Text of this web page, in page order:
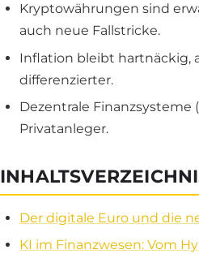
Kryptowährungen sind
auch neue Fallstricke.
Inflation bleibt hartnäckig,
differenzierter.
Dezentrale Finanzsysteme
Privatanleger.
Der digitale Euro und die
KI im Finanzwesen: Vom